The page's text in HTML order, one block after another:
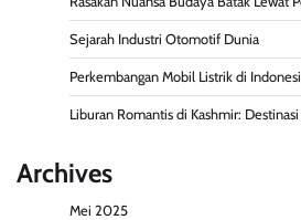
Sejarah Industri Otomotif Dunia
Perkembangan Mobil Listrik di
Liburan Romantis di Kashmir:
Archives
Mei 2025